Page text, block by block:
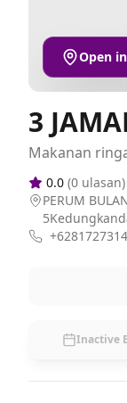
Open
3
Makanan
0.0 (0 ulasan)
PERUM
Inactive